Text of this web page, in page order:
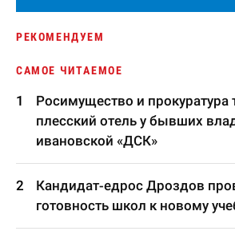
РЕКОМЕНДУЕМ
САМОЕ ЧИТАЕМОЕ
Росимущество и прокуратура
плесский отель у бывших
ивановской «ДСК»
Кандидат-едрос Дроздов
готовность школ к новому